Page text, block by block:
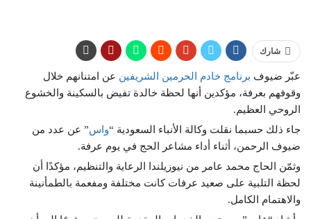
شارك
عبّر ضيوف برنامج خادم الحرمين الشريفين عن امتنانهم خلال
وقوفهم بعرفة، مؤكدين أنها لحظة خالدة تفيض بالسكينة والخشوع
الروحي العظيم.
جاء ذلك حسبما نقلت وكالة الأنباء السعودية “واس” عن عدد من
ضيوف الرحمن، أثناء أداء مشاعر الحج في يوم عرفة.
وثمّن الحاج محمد عامر من نيوزيلندا الرعاية والتنظيم، مؤكدًا أن
لحظة التلبية على صعيد عرفات كانت مختلفة ومفعمة بالطمأنينة
والاهتمام الكامل.